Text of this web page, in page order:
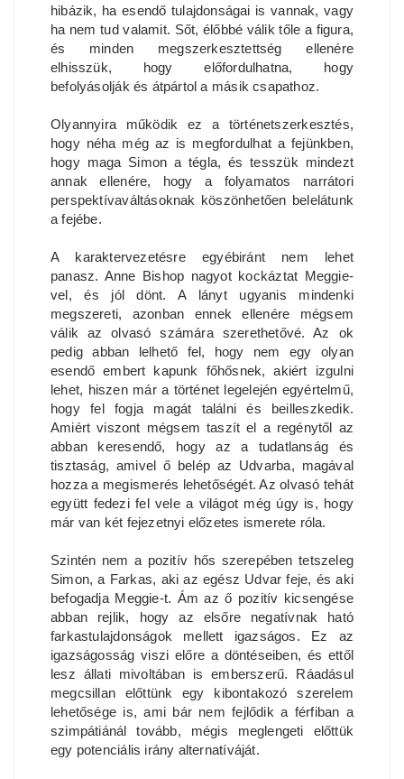
hibázik, ha esendő tulajdonságai is vannak, vagy
ha nem tud valamit. Sőt, élőbbé válik tőle a figura,
és minden megszerkesztettség ellenére
elhisszük, hogy előfordulhatna, hogy
befolyásolják és átpártol a másik csapathoz.
Olyannyira működik ez a történetszerkesztés,
hogy néha még az is megfordulhat a fejünkben,
hogy maga Simon a tégla, és tesszük mindezt
annak ellenére, hogy a folyamatos narrátori
perspektívaváltásoknak köszönhetően belelátunk
a fejébe.
A karaktervezetésre egyébiránt nem lehet
panasz. Anne Bishop nagyot kockáztat Meggie-
vel, és jól dönt. A lányt ugyanis mindenki
megszereti, azonban ennek ellenére mégsem
válik az olvasó számára szerethetővé. Az ok
pedig abban lelhető fel, hogy nem egy olyan
esendő embert kapunk főhősnek, akiért izgulni
lehet, hiszen már a történet legelején egyértelmű,
hogy fel fogja magát találni és beilleszkedik.
Amiért viszont mégsem taszít el a regénytől az
abban keresendő, hogy az a tudatlanság és
tisztaság, amivel ő belép az Udvarba, magával
hozza a megismerés lehetőségét. Az olvasó tehát
együtt fedezi fel vele a világot még úgy is, hogy
már van két fejezetnyi előzetes ismerete róla.
Szintén nem a pozitív hős szerepében tetszeleg
Simon, a Farkas, aki az egész Udvar feje, és aki
befogadja Meggie-t. Ám az ő pozitív kicsengése
abban rejlik, hogy az elsőre negatívnak ható
farkastulajdonságok mellett igazságos. Ez az
igazságosság viszi előre a döntéseiben, és ettől
lesz állati mivoltában is emberszerű. Ráadásul
megcsillan előttünk egy kibontakozó szerelem
lehetősége is, ami bár nem fejlődik a férfiban a
szimpátiánál tovább, mégis meglengeti előttük
egy potenciális irány alternatíváját.